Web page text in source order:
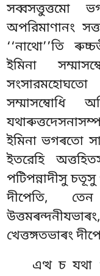
সব্বসত্তুত্তমো
অপরিমাণানং
‘‘নাথো’’তি
ইমিনা
সম্মাসম্বোধি
ইমিনা ভগৰতো
ইতরেহি
পটিপন্নাদীসু
দীপেতি, তেন
খেত্তঙ্গতভাৰং
এত্থ চ যথা